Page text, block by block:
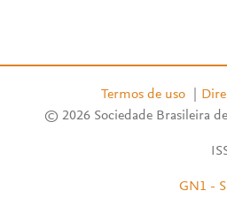
Termos de uso
© 2026 Sociedade Brasileira
GN1 -